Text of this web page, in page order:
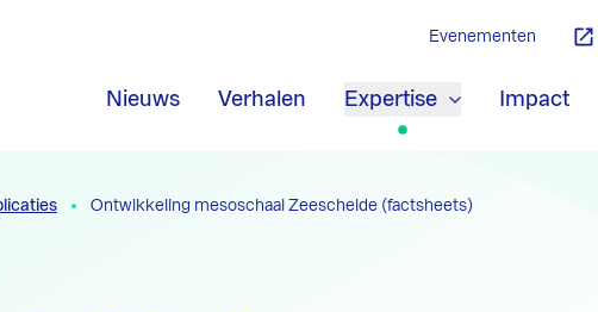
Nieuws Verhalen Expertise Impact
Evenementen
Ontwikkeling mesoschaal Zeeschelde (factsheets)